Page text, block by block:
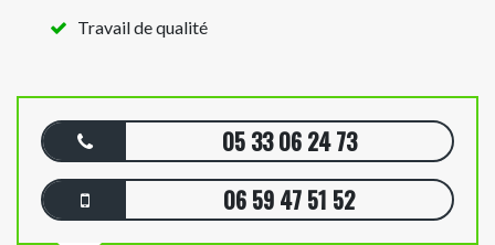
Travail de qualité
05 33 06 24 73
06 59 47 51 52